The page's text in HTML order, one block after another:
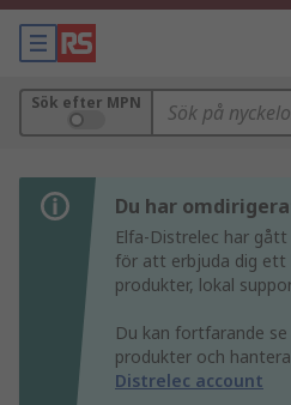
Sök efter MPN
Du har
Elfa-Distrelec har
för att erbjuda dig ett
produkter, lokal
Du kan fortfarande
produkter och
Distrelec account